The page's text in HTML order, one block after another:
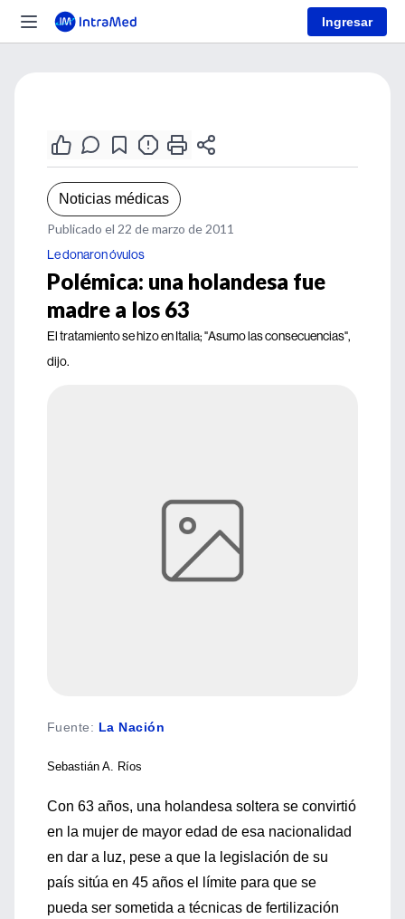
Ingresar
Noticias médicas
Publicado el 22 de marzo de 2011
Le donaron óvulos
Polémica: una holandesa fue
madre a los 63
El tratamiento se hizo en Italia; "Asumo las consecuencias",
dijo.
Fuente: La Nación
Sebastián A. Ríos
Con 63 años, una holandesa soltera se convirtió
en la mujer de mayor edad de esa nacionalidad
en dar a luz, pese a que la legislación de su
país sitúa en 45 años el límite para que se
pueda ser sometida a técnicas de fertilización